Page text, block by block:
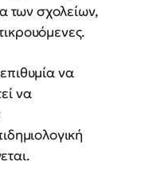
των σχολείων,
να
να